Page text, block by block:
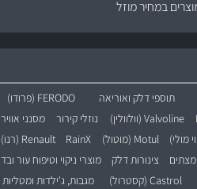
במחיר מוזל
תוספי דלק ואוריאה
FERODO (פרודו)
Valvoline (וולוולין) נוזלי קירור
מסנני אוויר
Motul (מוטול) RainX
Renault (רנו)
מצתים צינורות דלק
מוצרי ניקוי וטיפוח עור ובד
Castrol (קסטרול) מגבות, ג'ילדות ומטליות